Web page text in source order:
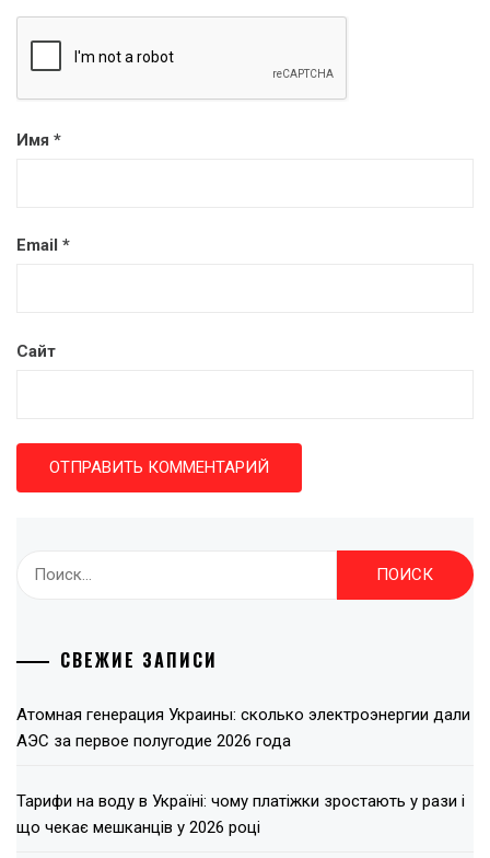
Имя *
Email *
Сайт
СВЕЖИЕ ЗАПИСИ
Атомная генерация Украины: сколько электроэнергии дали
АЭС за первое полугодие 2026 года
Тарифи на воду в Україні: чому платіжки зростають у рази і
що чекає мешканців у 2026 році